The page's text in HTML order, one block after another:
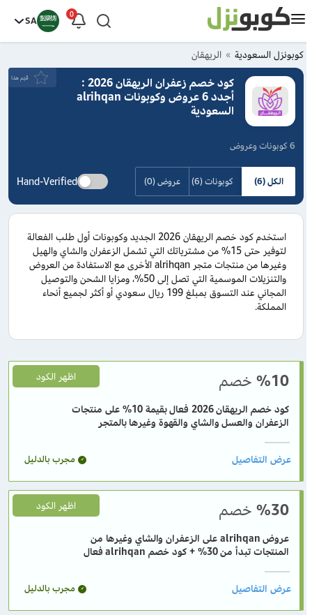
0
SA
كوبونزل السعودية الريهقان
كود خصم زعفران الريهقان 2026 :
أجدد 6 عروض وكوبونات alrihqan
السعودية
6 كوبونات وعروض
قيَم هذا
الكل (6) كوبونات (6) عروض (0) Hand-Verified
استخدم كود خصم الريهقان 2026 الجديد وكوبونات أول طلب الفعالة
لتوفير حتى 15% من مشترياتك التي تشمل الزعفران والشاي والهيل
وغيرها من منتجات متجر alrihqan الأخرى مع الاستفادة من العروض
والتنزيلات الموسمية التي تصل إلى 50%، ومزايا الشحن والتوصيل
المجاني عند التسوق بمبلغ 199 ريال سعودي أو أكثر لجميع أنحاء
المملكة.
%10 خصم
كود خصم الريهقان 2026 فعال بقيمة 10% على منتجات
الزعفران والعسل والشاي والقهوة وغيرها بالمتجر
اظهر الكود
مجرب بالدليل
%30 خصم
عروض alrihqan على الزعفران والشاي وغيرها من
المنتجات تبدأ من 30% + كود خصم alrihqan فعال
اظهر الكود
مجرب بالدليل